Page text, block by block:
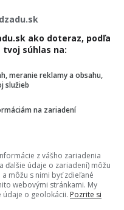
sa odohrali minulý rok.
pojednávania
si dokonca vyslúžili „titul“
ako doteraz, podľa
súhlas na:
meranie reklamy a obsahu,
služieb
na zariadení
z vášho zariadenia
ďalšie údaje o zariadení) môžu
môžu s nimi byť zdieľané
webovými stránkami. My
o geolokácii. Pozrite si